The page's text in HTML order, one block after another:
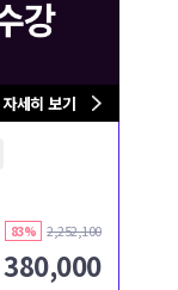
자세히 보기
83% 2,252,100
380,000